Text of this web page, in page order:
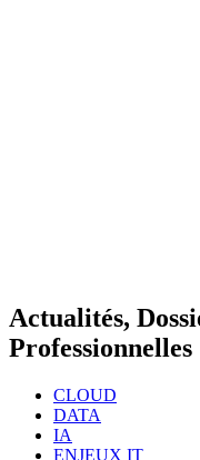
Actualités,
Professionnelles
CLOUD
DATA
IA
ENJEUX IT